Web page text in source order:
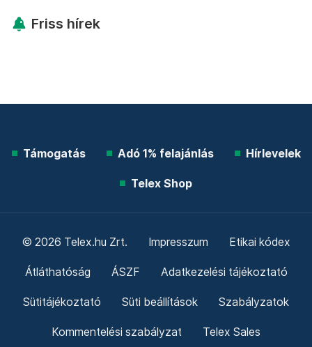
Friss hírek
Támogatás Adó 1% felajánlás Hírlevelek
Telex Shop
© 2026 Telex.hu Zrt. Impresszum Etikai kódex
Átláthatóság ÁSZF Adatkezelési tájékoztató
Sütitájékoztató Süti beállítások Szabályzatok
Kommentelési szabályzat Telex Sales